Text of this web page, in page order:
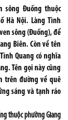
sông Đuống thuộc
Hà Nội. Làng Tình
sông (Đuống), để
Biên. Còn về tên
Quang có nghĩa
Tên gọi này cũng
trên đường về quê
sáng và tạnh ráo
thuộc phường Giang